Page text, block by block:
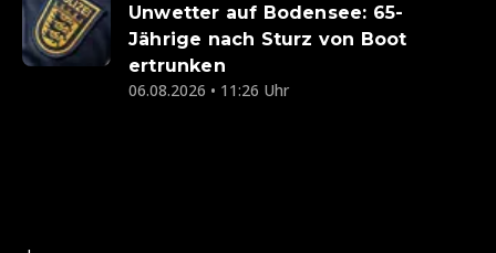
Unwetter auf Bodensee: 65-
Jährige nach Sturz von Boot
ertrunken
06.08.2026 • 11:26 Uhr